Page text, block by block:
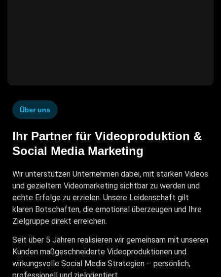
Über uns
Ihr Partner für Videoproduktion &
Social Media Marketing
Wir unterstützen Unternehmen dabei, mit starken Videos
und gezieltem Videomarketing sichtbar zu werden und
echte Erfolge zu erzielen. Unsere Leidenschaft gilt
klaren Botschaften, die emotional überzeugen und Ihre
Zielgruppe direkt erreichen.
Seit über 5 Jahren realisieren wir gemeinsam mit unseren
Kunden maßgeschneiderte Videoproduktionen und
wirkungsvolle Social Media Strategien – persönlich,